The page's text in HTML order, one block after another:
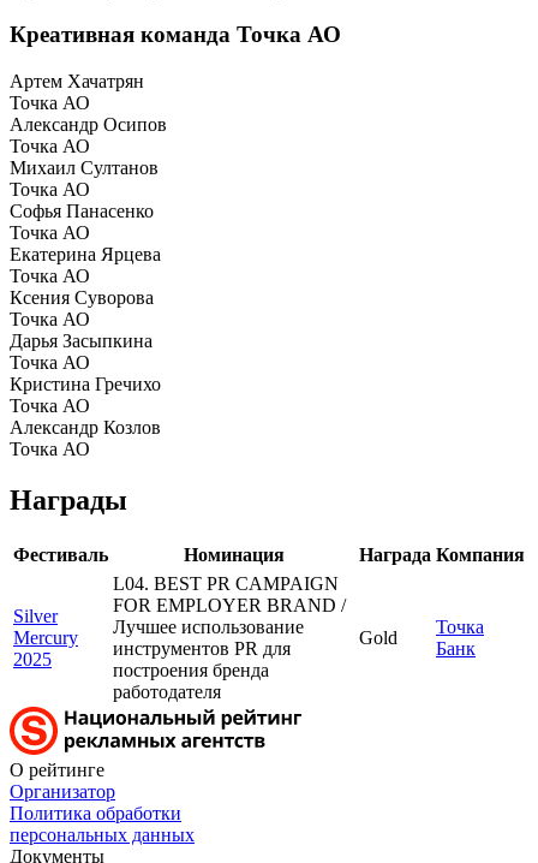
Креативная команда Точка АО
Артем Хачатрян
Точка АО
Александр Осипов
Точка АО
Михаил Султанов
Точка АО
Софья Панасенко
Точка АО
Екатерина Ярцева
Точка АО
Ксения Суворова
Точка АО
Дарья Засыпкина
Точка АО
Кристина Гречихо
Точка АО
Александр Козлов
Точка АО
Награды
Фестиваль Номинация Награда Компания
Silver
Mercury
2025
L04. BEST PR CAMPAIGN
FOR EMPLOYER BRAND /
Лучшее использование
инструментов PR для
построения бренда
работодателя
Gold
Точка
Банк
О рейтинге
Организатор
Политика обработки
персональных данных
Документы